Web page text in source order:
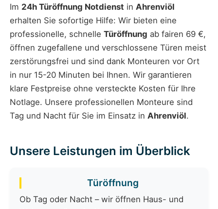
Im 24h Türöffnung Notdienst in Ahrenviöl
erhalten Sie sofortige Hilfe: Wir bieten eine
professionelle, schnelle Türöffnung ab fairen 69 €,
öffnen zugefallene und verschlossene Türen meist
zerstörungsfrei und sind dank Monteuren vor Ort
in nur 15-20 Minuten bei Ihnen. Wir garantieren
klare Festpreise ohne versteckte Kosten für Ihre
Notlage. Unsere professionellen Monteure sind
Tag und Nacht für Sie im Einsatz in Ahrenviöl.
Unsere Leistungen im Überblick
Türöffnung
Ob Tag oder Nacht – wir öffnen Haus- und